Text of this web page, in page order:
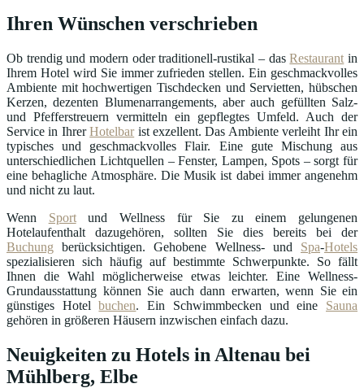
Ihren Wünschen verschrieben
Ob trendig und modern oder traditionell-rustikal – dasRestaurant in
Ihrem Hotel wird Sie immer zufrieden stellen. Ein geschmackvolles
Ambiente mit hochwertigen Tischdecken und Servietten, hübschen
Kerzen, dezenten Blumenarrangements, aber auch gefüllten Salz-
und Pfefferstreuern vermitteln ein gepflegtes Umfeld. Auch der
Service in IhrerHotelbarist exzellent. Das Ambiente verleiht Ihr ein
typisches und geschmackvolles Flair. Eine gute Mischung aus
unterschiedlichen Lichtquellen – Fenster, Lampen, Spots – sorgt für
eine behagliche Atmosphäre. Die Musik ist dabei immer angenehm
und nicht zu laut.
Wenn Sportund Wellness für Sie zu einem gelungenen
Hotelaufenthalt dazugehören, sollten Sie dies bereits bei der
Buchung berücksichtigen. Gehobene Wellness- und Spa-Hotels
spezialisieren sich häufig auf bestimmte Schwerpunkte. So fällt
Ihnen die Wahl möglicherweise etwas leichter. Eine Wellness-
Grundausstattung können Sie auch dann erwarten, wenn Sie ein
günstiges Hotelbuchen. Ein Schwimmbecken und eine Sauna
gehören in größeren Häusern inzwischen einfach dazu.
Neuigkeiten zu Hotels in Altenau bei
Mühlberg, Elbe